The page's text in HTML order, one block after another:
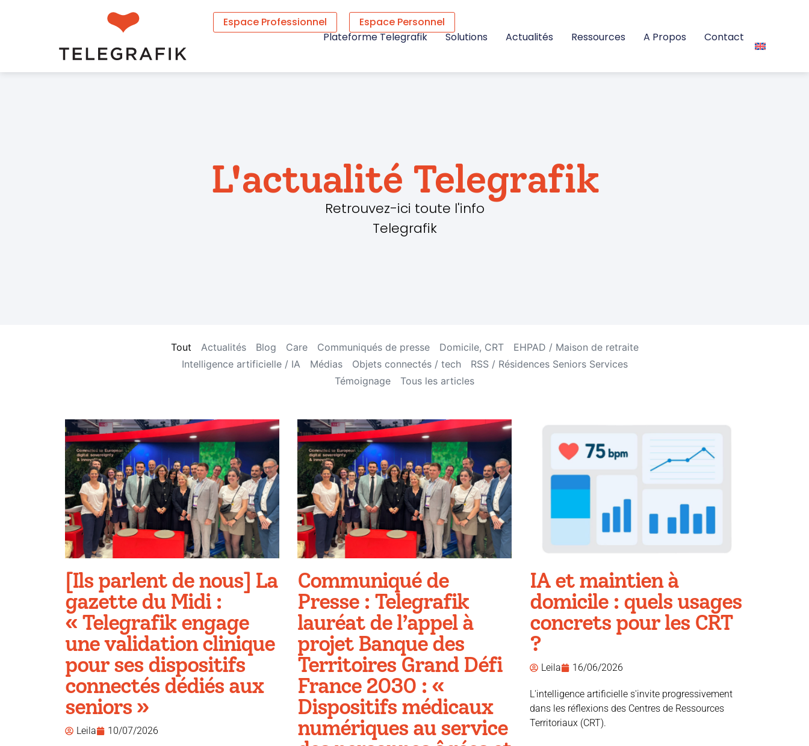
Espace Professionnel
Espace Personnel
Plateforme Telegrafik
Solutions Actualités Ressources A Propos Contact
L'actualité Telegrafik
Retrouvez-ici toute l'info
Telegrafik
Actualités Blog Care Communiqués de presse Domicile, CRT
EHPAD / Maison de retraite
Intelligence artificielle / IA
Médias Objets connectés / tech
RSS / Résidences Seniors Services
Témoignage
Tous les articles
Tout
[Ils parlent de nous] La
gazette du Midi :
« Telegrafik engage
une validation clinique
pour ses dispositifs
connectés dédiés aux
seniors »
Leila 10/07/2026
Communiqué de
Presse : Telegrafik
lauréat de l’appel à
projet Banque des
Territoires Grand Défi
France 2030 : «
Dispositifs médicaux
numériques au service
IA et maintien à
domicile : quels usages
concrets pour les CRT
?
Leila 16/06/2026
L'intelligence artificielle s'invite progressivement
dans les réflexions des Centres de Ressources
Territoriaux (CRT).